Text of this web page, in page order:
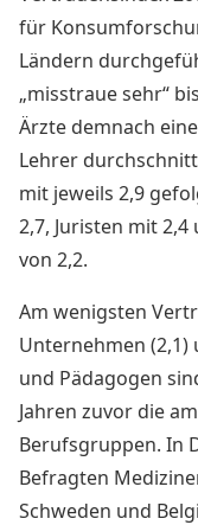
für
Ländern
„misstraue sehr“
Ärzte demnach
Lehrer
mit jeweils 2,9
2,7, Juristen mit
von 2,2.
Am wenigsten
Unternehmen (2,1)
und Pädagogen
Jahren zuvor die
Berufsgruppen. In
Befragten
Schweden und